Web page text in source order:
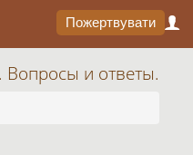
Пожертвувати
и ответы.